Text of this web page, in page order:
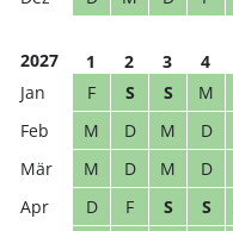
2027 1 2 3 4
F
S S M
M
D M D
M
D M D
D
F S S